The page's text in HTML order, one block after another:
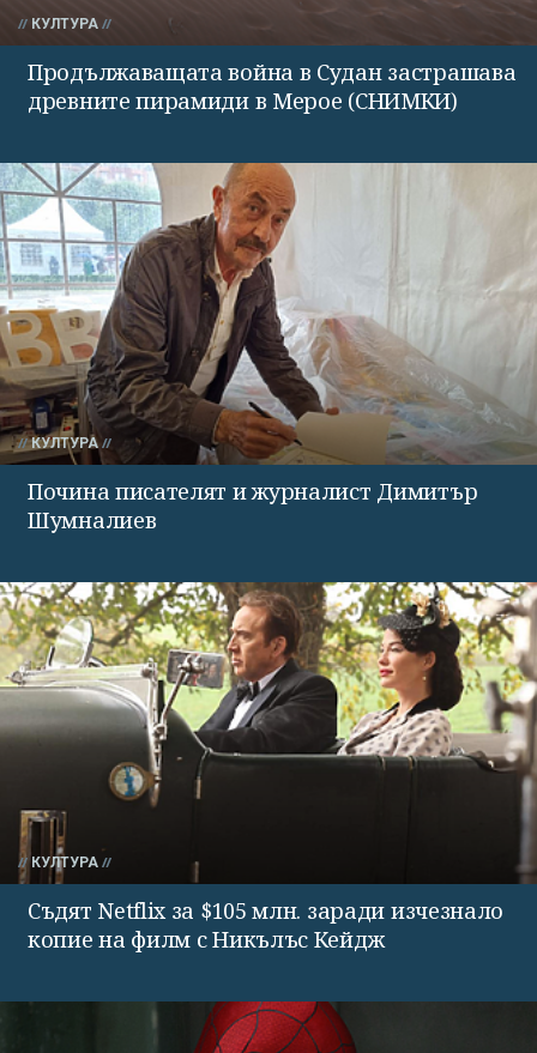
КУЛТУРА
Продължаващата война в Судан застрашава
древните пирамиди в Мерое (СНИМКИ)
КУЛТУРА
Почина писателят и журналист Димитър
Шумналиев
КУЛТУРА
Съдят Netflix за $105 млн. заради изчезнало
копие на филм с Никълъс Кейдж